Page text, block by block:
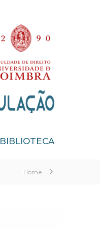
BIBLIOTECA
Home